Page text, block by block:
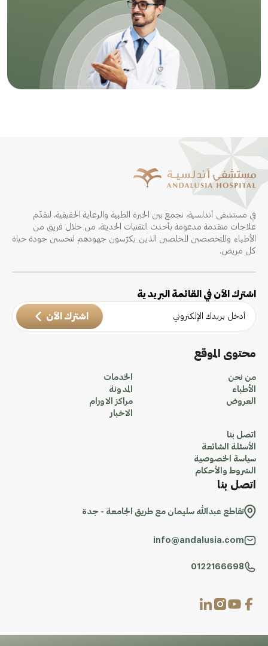
في مستشفى أندلسية، نجمع بين الخبرة الطبية والرعاية الحقيقية، لنقدّم
علاجات متقدمة مدعومة بأحدث التقنيات الحديثة، من خلال فريق من
الأطباء والمتخصصين المخلصين الذين يكرّسون جهودهم لتحسين جودة حياة
كل مريض.
اشترك الآن في القائمة البريدية
اشترك الآن
محتوى الموقع
من نحن
الأطباء
العروض
الخدمات
المدونة
مراكز الاورام
الاخبار
اتصل بنا
الأسئلة الشائعة
سياسة الخصوصية
الشروط والأحكام
اتصل بنا
تقاطع عبدالله سليمان مع طريق الجامعة - جدة
info@andalusia.com
0122166698